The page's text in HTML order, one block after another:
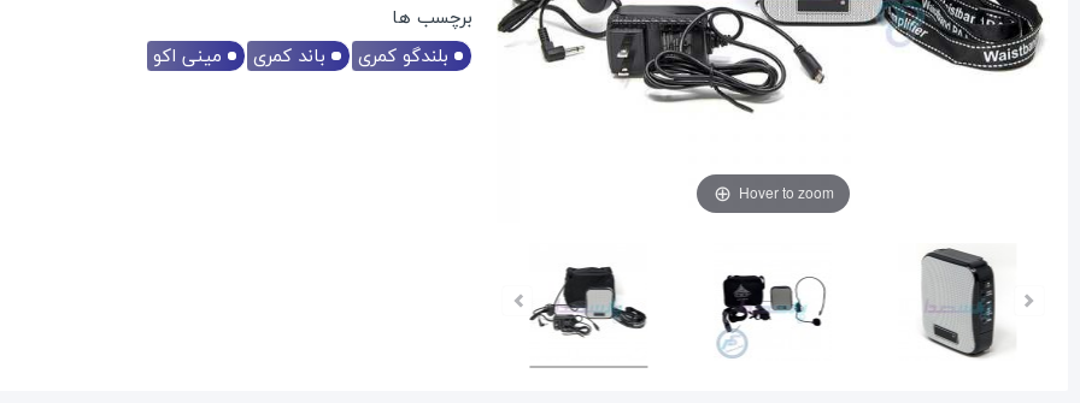
Hover to zoom
برچسب ها
بلندگو کمری
باند کمری مینی اکو